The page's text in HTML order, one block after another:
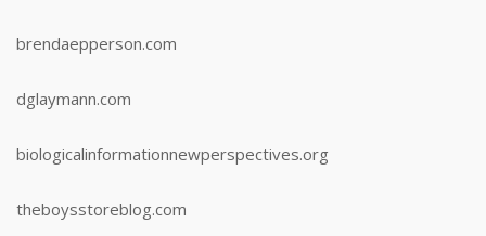
brendaepperson.com
dglaymann.com
biologicalinformationnewperspectives.org
theboysstoreblog.com